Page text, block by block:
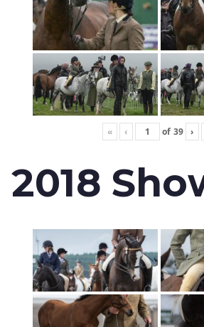
« ‹ of 39 ›
2018